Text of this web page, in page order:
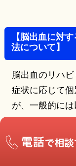
【脳出血に対
法について】
脳出血のリハ
症状に応じて
が、一般的に
1.運動療法